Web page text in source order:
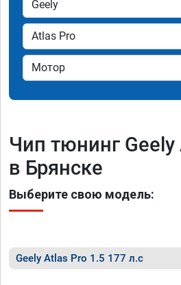
Чип тюнинг Geely
в Брянске
Выберите свою модель:
Geely Atlas Pro 1.5 177 л.с